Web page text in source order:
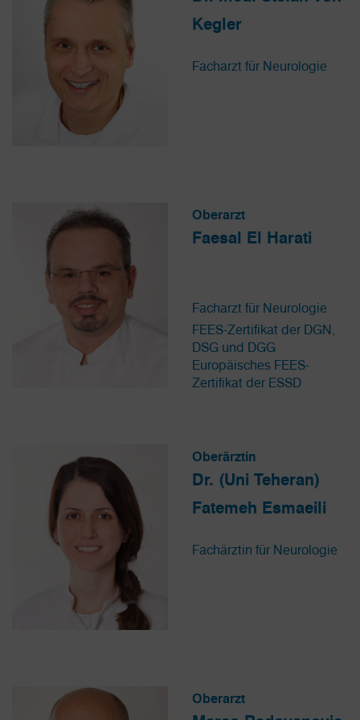
Kegler
Facharzt für Neurologie
Oberarzt
Faesal El Harati
Facharzt für Neurologie
FEES-Zertifikat der DGN,
DSG und DGG
Europäisches FEES-
Zertifikat der ESSD
Oberärztin
Dr. (Uni Teheran)
Fatemeh Esmaeili
Fachärztin für Neurologie
Oberarzt